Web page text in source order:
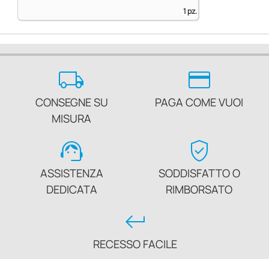
1 pz.
local_shipping
CONSEGNE SU
MISURA
credit_card
PAGA COME VUOI
support_agent
ASSISTENZA
DEDICATA
verified_user
SODDISFATTO O
RIMBORSATO
keyboard_return
RECESSO FACILE